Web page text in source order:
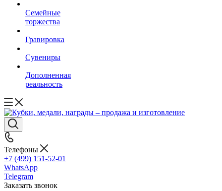
Семейные
торжества
Гравировка
Сувениры
Дополненная
реальность
Телефоны
+7 (499) 151-52-01
WhatsApp
Telegram
Заказать звонок